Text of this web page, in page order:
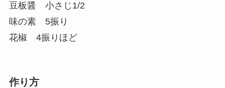
豆板醤 小さじ1/2
味の素 5振り
花椒 4振りほど
作り方